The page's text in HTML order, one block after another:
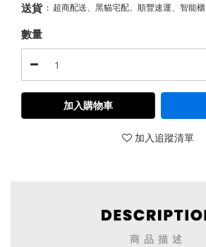
送貨 : 超商配送、黑貓宅配、順豐速運、智能櫃
數量
加入購物車
加入追蹤清單
商品描述